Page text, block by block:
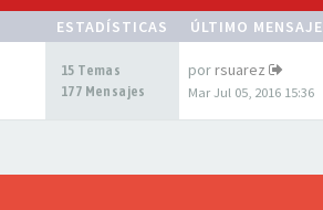
ESTADÍSTICAS ÚLTIMO MENSAJE
15 Temas
177 Mensajes
por rsuarez
Mar Jul 05, 2016 15:36